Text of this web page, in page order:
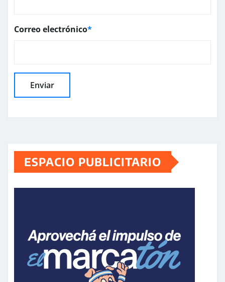
Correo electrónico*
ESPACIO PUBLICITARIO